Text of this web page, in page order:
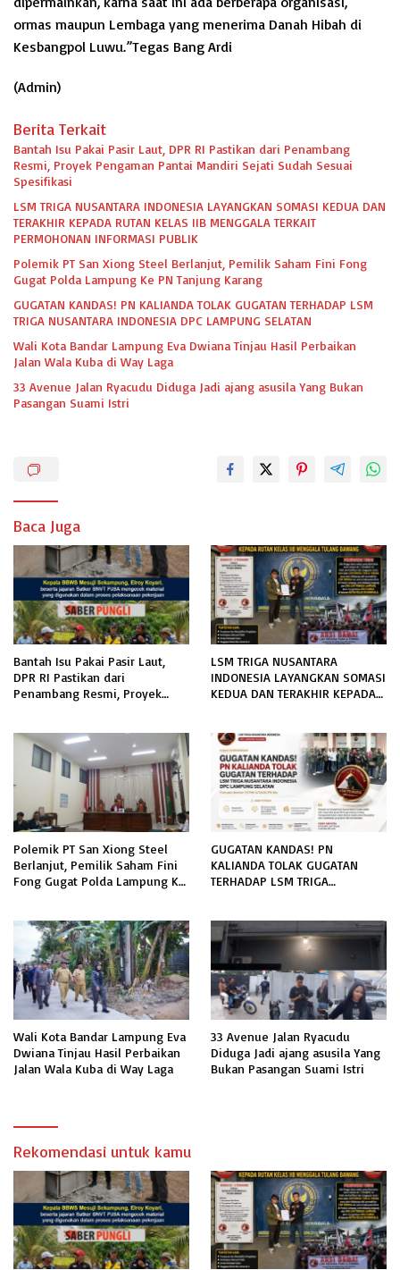
ormas maupun Lembaga yang menerima Danah Hibah di
Kesbangpol Luwu.”Tegas Bang Ardi
(Admin)
Berita Terkait
Bantah Isu Pakai Pasir Laut, DPR RI Pastikan dari Penambang
Resmi, Proyek Pengaman Pantai Mandiri Sejati Sudah Sesuai
Spesifikasi
LSM TRIGA NUSANTARA INDONESIA LAYANGKAN SOMASI KEDUA DAN
TERAKHIR KEPADA RUTAN KELAS IIB MENGGALA TERKAIT
PERMOHONAN INFORMASI PUBLIK
Polemik PT San Xiong Steel Berlanjut, Pemilik Saham Fini Fong
Gugat Polda Lampung Ke PN Tanjung Karang
GUGATAN KANDAS! PN KALIANDA TOLAK GUGATAN TERHADAP LSM
TRIGA NUSANTARA INDONESIA DPC LAMPUNG SELATAN
Wali Kota Bandar Lampung Eva Dwiana Tinjau Hasil Perbaikan
Jalan Wala Kuba di Way Laga
33 Avenue Jalan Ryacudu Diduga Jadi ajang asusila Yang Bukan
Pasangan Suami Istri
Baca Juga
Bantah Isu Pakai Pasir Laut,
DPR RI Pastikan dari
Penambang Resmi, Proyek
LSM TRIGA NUSANTARA
INDONESIA LAYANGKAN SOMASI
KEDUA DAN TERAKHIR KEPADA
INFORMASI PUBLIK
Polemik PT San Xiong Steel
Berlanjut, Pemilik Saham Fini
Fong Gugat Polda Lampung Ke
GUGATAN KANDAS! PN
KALIANDA TOLAK GUGATAN
TERHADAP LSM TRIGA
Wali Kota Bandar Lampung Eva
Dwiana Tinjau Hasil Perbaikan
Jalan Wala Kuba di Way Laga
33 Avenue Jalan Ryacudu
Diduga Jadi ajang asusila Yang
Bukan Pasangan Suami Istri
Rekomendasi untuk kamu